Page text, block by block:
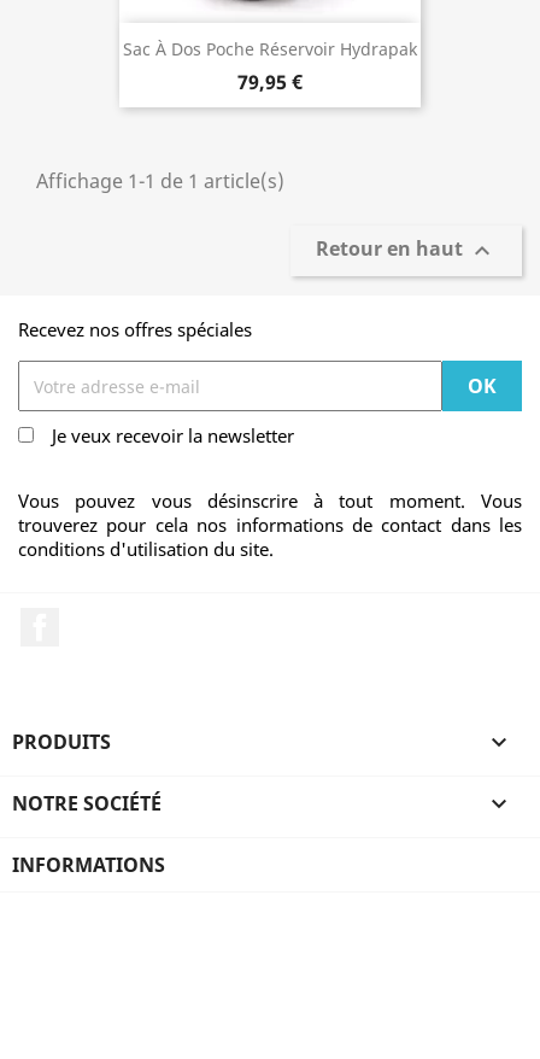
Sac À Dos Poche Réservoir Hydrapak
Reyes 3 Litres
79,95 €
Affichage 1-1 de 1 article(s)
Retour en haut 
Recevez nos offres spéciales
Je veux recevoir la newsletter
Vous pouvez vous désinscrire à tout moment. Vous
trouverez pour cela nos informations de contact dans les
conditions d'utilisation du site.
PRODUITS 
NOTRE SOCIÉTÉ 
INFORMATIONS